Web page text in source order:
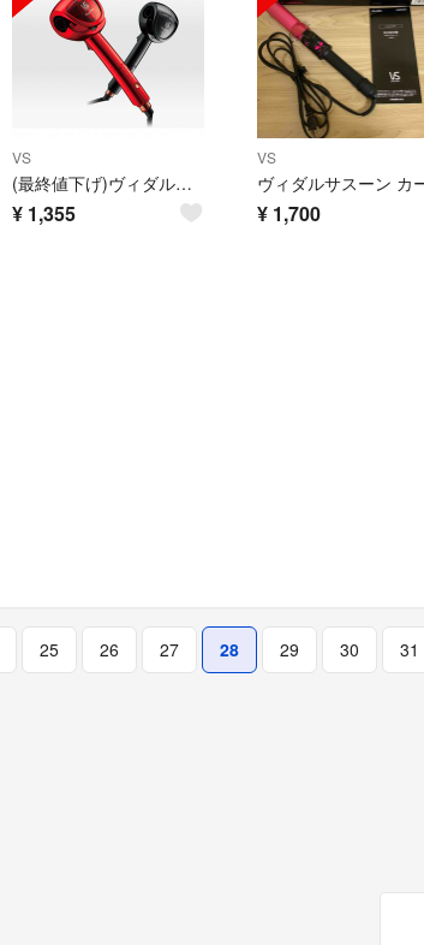
VS
(最終値下げ)ヴィダルサスーン オートカールヘアアイロンVSA-1110-KJ
¥ 1,355
VS
¥ 1,700
25 26 27 28 29 30 31